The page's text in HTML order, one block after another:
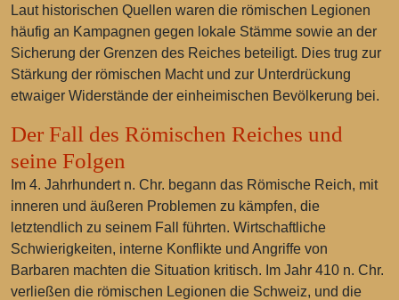
Laut historischen Quellen waren die römischen Legionen
häufig an Kampagnen gegen lokale Stämme sowie an der
Sicherung der Grenzen des Reiches beteiligt. Dies trug zur
Stärkung der römischen Macht und zur Unterdrückung
etwaiger Widerstände der einheimischen Bevölkerung bei.
Der Fall des Römischen Reiches und
seine Folgen
Im 4. Jahrhundert n. Chr. begann das Römische Reich, mit
inneren und äußeren Problemen zu kämpfen, die
letztendlich zu seinem Fall führten. Wirtschaftliche
Schwierigkeiten, interne Konflikte und Angriffe von
Barbaren machten die Situation kritisch. Im Jahr 410 n. Chr.
verließen die römischen Legionen die Schweiz, und die